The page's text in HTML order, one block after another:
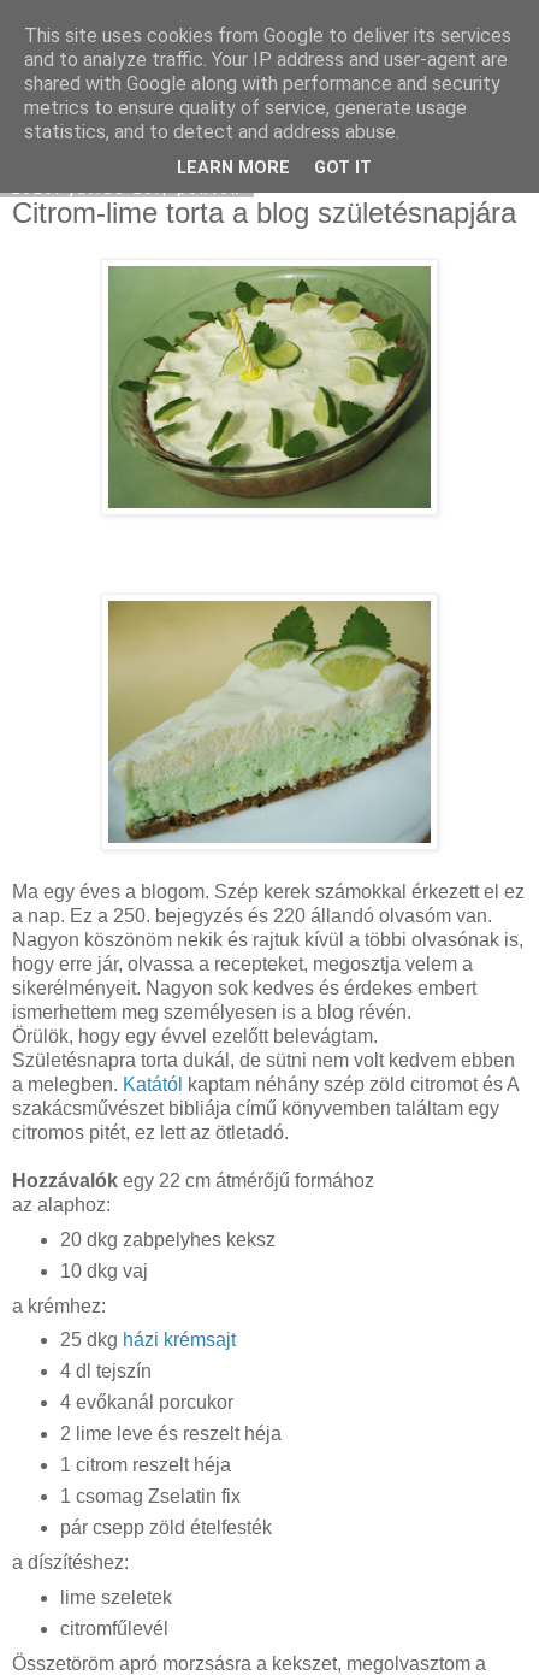
Moha Konyha
Citrom-lime torta a blog születésnapjára
Ma egy éves a blogom. Szép kerek számokkal érkezett el ez
a nap. Ez a 250. bejegyzés és 220 állandó olvasóm van.
Nagyon köszönöm nekik és rajtuk kívül a többi olvasónak is,
hogy erre jár, olvassa a recepteket, megosztja velem a
sikerélményeit. Nagyon sok kedves és érdekes embert
ismerhettem meg személyesen is a blog révén.
Örülök, hogy egy évvel ezelőtt belevágtam.
Születésnapra torta dukál, de sütni nem volt kedvem ebben
a melegben. Katától kaptam néhány szép zöld citromot és A
szakácsművészet bibliája című könyvemben találtam egy
citromos pitét, ez lett az ötletadó.
Hozzávalók egy 22 cm átmérőjű formához
az alaphoz:
20 dkg zabpelyhes keksz
10 dkg vaj
a krémhez:
25 dkg házi krémsajt
4 dl tejszín
4 evőkanál porcukor
2 lime leve és reszelt héja
1 citrom reszelt héja
1 csomag Zselatin fix
pár csepp zöld ételfesték
a díszítéshez:
lime szeletek
citromfűlevél
Összetöröm apró morzsásra a kekszet, megolvasztom a
This site uses cookies from Google to deliver its services
and to analyze traffic. Your IP address and user-agent are
shared with Google along with performance and security
metrics to ensure quality of service, generate usage
statistics, and to detect and address abuse.
LEARN MORE GOT IT